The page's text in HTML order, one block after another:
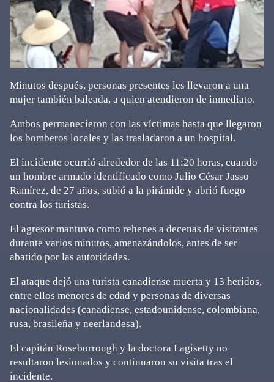
Minutos después, personas presentes les llevaron a una
mujer también baleada, a quien atendieron de inmediato.
Ambos permanecieron con las víctimas hasta que llegaron
los bomberos locales y las trasladaron a un hospital.
El incidente ocurrió alrededor de las 11:20 horas, cuando
un hombre armado identificado como Julio César Jasso
Ramírez, de 27 años, subió a la pirámide y abrió fuego
contra los turistas.
El agresor mantuvo como rehenes a decenas de visitantes
durante varios minutos, amenazándolos, antes de ser
abatido por las autoridades.
El ataque dejó una turista canadiense muerta y 13 heridos,
entre ellos menores de edad y personas de diversas
nacionalidades (canadiense, estadounidense, colombiana,
rusa, brasileña y neerlandesa).
El capitán Roseborrough y la doctora Lagisetty no
resultaron lesionados y continuaron su visita tras el
incidente.